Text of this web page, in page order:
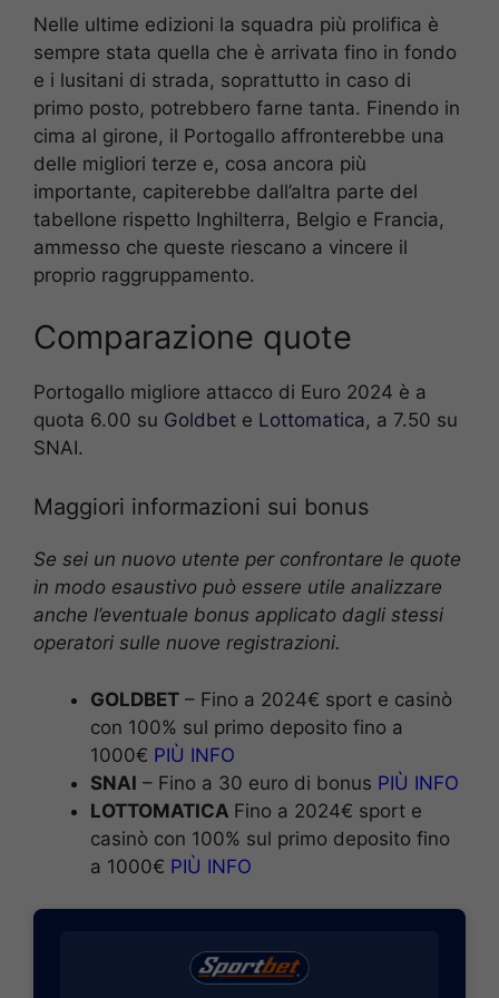
Nelle ultime edizioni la squadra più prolifica è
sempre stata quella che è arrivata fino in fondo
e i lusitani di strada, soprattutto in caso di
primo posto, potrebbero farne tanta. Finendo in
cima al girone, il Portogallo affronterebbe una
delle migliori terze e, cosa ancora più
importante, capiterebbe dall’altra parte del
tabellone rispetto Inghilterra, Belgio e Francia,
ammesso che queste riescano a vincere il
proprio raggruppamento.
Comparazione quote
Portogallo migliore attacco di Euro 2024 è a
quota 6.00 su Goldbet e Lottomatica, a 7.50 su
SNAI.
Maggiori informazioni sui bonus
Se sei un nuovo utente per confrontare le quote
in modo esaustivo può essere utile analizzare
anche l’eventuale bonus applicato dagli stessi
operatori sulle nuove registrazioni.
GOLDBET – Fino a 2024€ sport e casinò
con 100% sul primo deposito fino a
1000€ PIÙ INFO
SNAI – Fino a 30 euro di bonus PIÙ INFO
LOTTOMATICA Fino a 2024€ sport e
casinò con 100% sul primo deposito fino
a 1000€ PIÙ INFO